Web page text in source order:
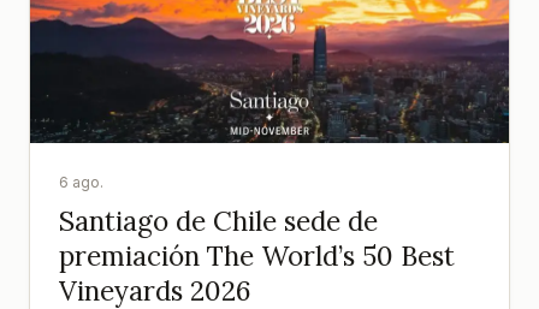
6 ago.
Santiago de Chile sede de
premiación The World’s 50 Best
Vineyards 2026